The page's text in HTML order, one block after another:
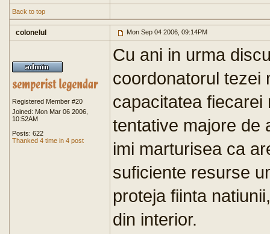
Back to top
colonelul Mon Sep 04 2006, 09:14PM
Registered Member #20
Joined: Mon Mar 06 2006,
10:52AM
Posts: 622
Thanked 4 time in 4 post
Cu ani in urma
coordonatorul tezei
capacitatea fiecarei
tentative majore de
imi marturisea ca
suficiente resurse
proteja fiinta
din interior.